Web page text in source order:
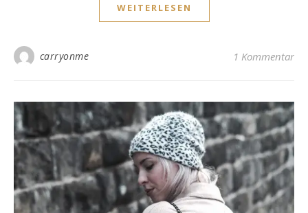
WEITERLESEN
carryonme 1 Kommentar